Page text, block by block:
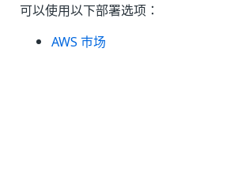
可以使用以下部署选项：
AWS 市场